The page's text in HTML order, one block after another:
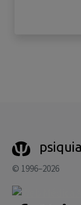
© 1996–2026